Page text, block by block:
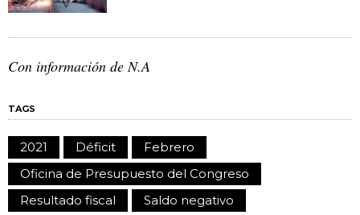
Con información de N.A
TAGS
2021 Déficit
Febrero
Oficina de Presupuesto del Congreso
Resultado fiscal
Saldo negativo